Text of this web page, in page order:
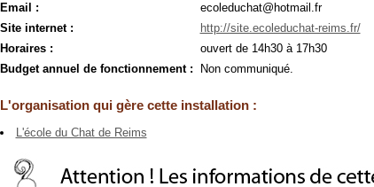
Email :
ecoleduchat@hotmail.fr
Site internet :
http://site.ecoleduchat-reims.fr/
Horaires :
ouvert de 14h30 à 17h30
Budget annuel de fonctionnement :
Non communiqué.
L'organisation qui gère cette installation :
L'école du Chat de Reims